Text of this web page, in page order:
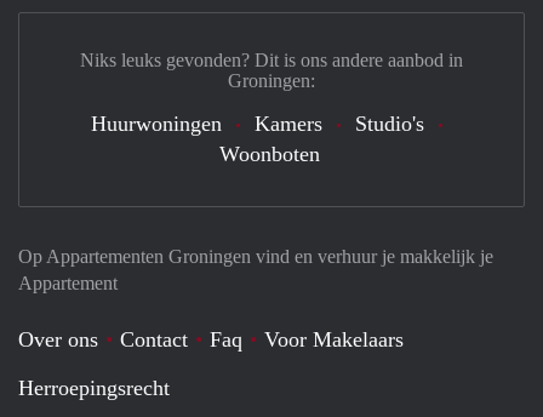
Op Appartementen Groningen vind en verhuur je makkelijk je
Appartement
Over ons Contact Faq
Voor Makelaars
Herroepingsrecht
Niks leuks gevonden? Dit is ons andere aanbod in
Groningen:
Huurwoningen Kamers
Studio's
Woonboten